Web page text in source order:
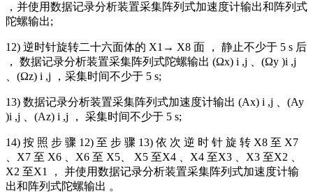
，并使用数据记录分析装置采集阵列式加速度计输出和阵列式
陀螺输出;
12) 逆时针旋转二十六面体的 X1→ X8 面 ， 静止不少于 5 s 后
， 数据记录分析装置采集阵列式陀螺输出 (Ωx) i ,j 、(Ωy )i ,j
、(Ωz) i ,j ，采集时间不少于 5 s;
13) 数据记录分析装置采集阵列式加速度计输出 (Ax) i ,j 、(Ay
)i ,j 、(Az) i ,j ， 采集时间不少于 5 s;
14) 按 照 步 骤 12) 至 步 骤 13) 依 次 逆 时 针 旋 转 X8 至 X7
、X7 至 X6 、X6 至 X5、 X5 至X4 、X4 至X3 、X3 至X2 、
X2 至X1 ， 并使用数据记录分析装置采集阵列式加速度计输
出和阵列式陀螺输出 。